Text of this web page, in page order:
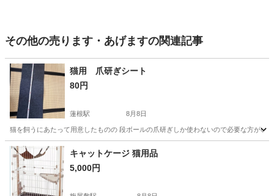
その他の売ります・あげますの関連記事
猫用 爪研ぎシート
80円
蓮根駅 8月8日
猫を飼うにあたって用意したものの 段ボールの爪研ぎしか使わないので必要な方が
東京 板橋区 その他
キャットケージ 猫用品
5,000円